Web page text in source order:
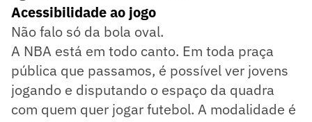
Acessibilidade ao jogo
Não falo só da bola oval.
A NBA está em todo canto. Em toda praça
pública que passamos, é possível ver jovens
jogando e disputando o espaço da quadra
com quem quer jogar futebol. A modalidade é